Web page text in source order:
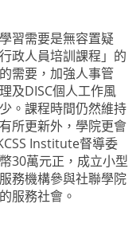
習需要是無容置疑
政人員培訓課程」的
需要，加強人事管
及DISC個人工作風
。課程時間仍然維持
所更新外，學院更會
Institute督導委
30萬元正，成立小型
務機構參與社聯學院
服務社會。